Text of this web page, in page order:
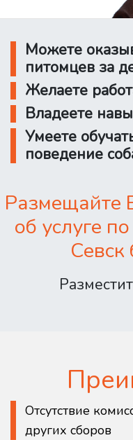
Можете
питомцев за
Желаете
Владеете
Умеете
поведение
Размещайте
об услуге
Севск
Отсутствие
других сборов